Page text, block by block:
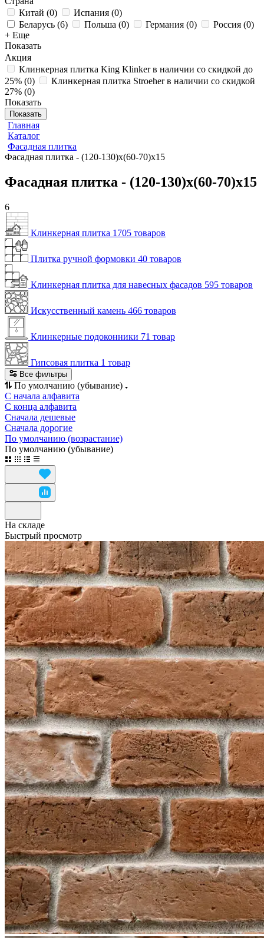
Китай (0) Испания (0)
Беларусь (6) Польша (0) Германия (0) Россия (0)
+ Еще
Показать
Акция
Клинкерная плитка King Klinker в наличии со скидкой до
25% (0)
Клинкерная плитка Stroeher в наличии со скидкой
27% (0)
Показать
Показать
Главная
Каталог
Фасадная плитка
Фасадная плитка - (120-130)х(60-70)х15
Фасадная плитка - (120-130)х(60-70)х15
6
Клинкерная плитка 1705 товаров
Плитка ручной формовки 40 товаров
Клинкерная плитка для навесных фасадов 595 товаров
Искусственный камень 466 товаров
Клинкерные подоконники 71 товар
Гипсовая плитка 1 товар
Все фильтры
По умолчанию (убывание)
С начала алфавита
С конца алфавита
Сначала дешевые
Сначала дорогие
По умолчанию (возрастание)
По умолчанию (убывание)
На складе
Быстрый просмотр